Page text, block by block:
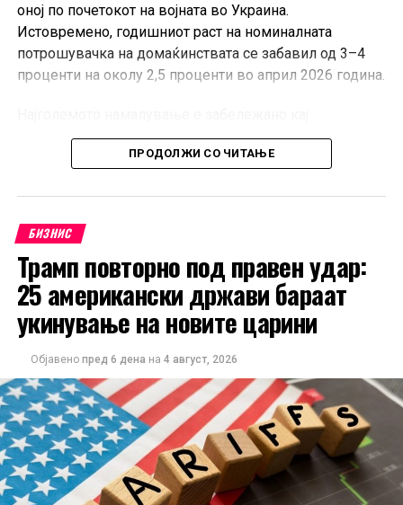
оној по почетокот на војната во Украина.
Истовремено, годишниот раст на номиналната
потрошувачка на домаќинствата се забавил од 3–4
проценти на околу 2,5 проценти во април 2026 година.
дискреционите трошоци, при што домаќинствата ги
одложуваат купувањата на луксузна облека, обувки,
Домаќинствата со повисоки приходи најмногу ја
намалиле ваквата потрошувачка поради зголемената
неизвесност, додека оние со пониски примања ги
крателе трошоците за трајни добра, ресторани и
кафулиња.
Единствената категорија со раст на трошоците
цени на горивата и транспортот.
Дополнителна загриженост предизвикува фактот што
околу 40 проценти од анкетираните граѓани сметаат
дека нивните приходи нема целосно да ја надоместат
изгубената куповна моќ поради инфлацијата. Според
ЕЦБ, доколку овие очекувања се задржат,
ПРОДОЛЖИ СО ЧИТАЊЕ
БИЗНИС
Трамп повторно под правен удар:
25 американски држави бараат
укинување на новите царини
Објавено пред 6 дена на 4 август, 2026